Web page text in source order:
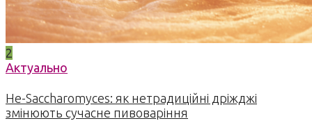
2
Актуально
Не-Saccharomyces: як нетрадиційні дріжджі
змінюють сучасне пивоваріння